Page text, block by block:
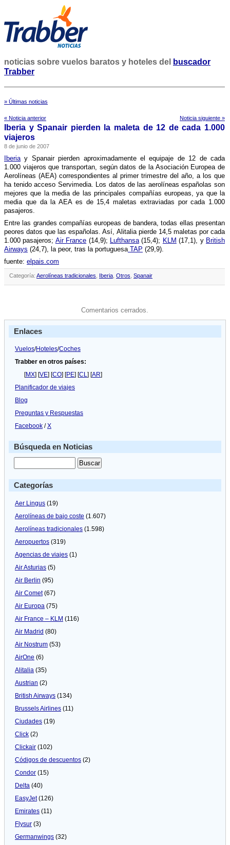
noticias sobre vuelos baratos y hoteles del
buscador
Trabber
» Últimas noticias
« Noticia anterior Noticia siguiente »
Iberia y Spanair pierden la maleta de 12 de cada 1.000
viajeros
8 de junio de 2007
Iberiay Spanair pierden aproximadamente el equipaje de 12 de cada
1.000 viajeros que transportan, según datos de la Asociación Europea de
Aerolí­neas (AEA) correspondientes al primer trimestre del año, a los que
ha tenido acceso Servimedia. Los datos de las aerolí­neas españolas son
mejores que la media de las principales compañí­as europeas, ya que la
media que da la AEA es de 15,4 maletas extraviadas por cada 1.000
pasajeros.
Entre las grandes compañí­as europeas de bandera, todas ellas presentan
peores datos que las españolas. Así­, Alitalia pierde 14,5 maletas por cada
1.000 pasajeros; Air France (14,9); Lufthansa(15,4); KLM (17,1), y British
Airways (24,7), la peor, tras la portuguesaTAP (29,9).
fuente: elpais.com
Categoría: Aerolíneas tradicionales Iberia Otros Spanair
Comentarios cerrados.
Enlaces
Vuelos/Hoteles/Coches
Trabber en otros países:
[MX] [VE] [CO] [PE] [CL] [AR]
Planificador de viajes
Blog
Preguntas y Respuestas
Facebook /X
Búsqueda en Noticias
Categorías
Aer Lingus (19)
Aerolíneas de bajo coste (1.607)
Aerolíneas tradicionales (1.598)
Aeropuertos (319)
Agencias de viajes (1)
Air Asturias (5)
Air Berlin (95)
Air Comet(67)
Air Europa (75)
Air France – KLM (116)
Air Madrid (80)
Air Nostrum (53)
AirOne (6)
Alitalia (35)
Austrian (2)
British Airways (134)
Brussels Airlines (11)
Ciudades (19)
Click (2)
Clickair (102)
Códigos de descuentos (2)
Condor (15)
Delta (40)
EasyJet(126)
Emirates (11)
Flysur (3)
Germanwings (32)